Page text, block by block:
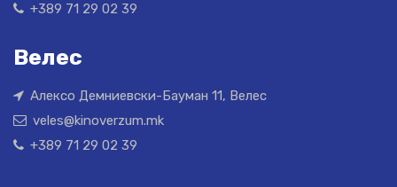
+389 71 29 02 39
Велес
Алексо Демниевски-Бауман 11, Велес
veles@kinoverzum.mk
+389 71 29 02 39